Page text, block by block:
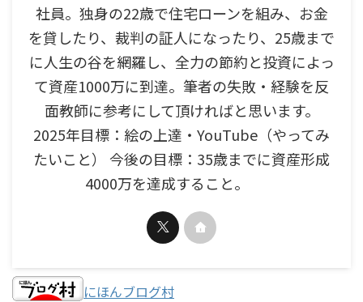
社員。独身の22歳で住宅ローンを組み、お金
を貸したり、裁判の証人になったり、25歳まで
に人生の谷を網羅し、全力の節約と投資によっ
て資産1000万に到達。筆者の失敗・経験を反
面教師に参考にして頂ければと思います。
2025年目標：絵の上達・YouTube（やってみ
たいこと） 今後の目標：35歳までに資産形成
4000万を達成すること。
にほんブログ村